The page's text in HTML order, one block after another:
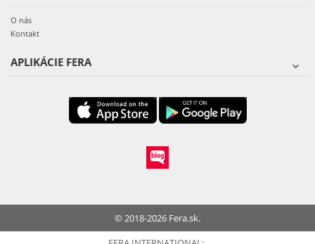
O nás
Kontakt
APLIKÁCIE FERA
© 2018-2026 Fera.sk.